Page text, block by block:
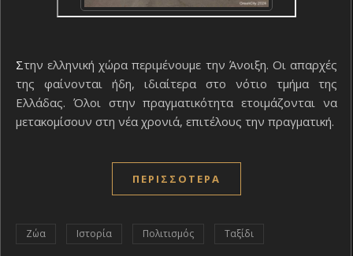
Στην ελληνική χώρα περιμένουμε την Άνοιξη. Οι απαρχές
της φαίνονται ήδη, ιδιαίτερα στο νότιο τμήμα της
Ελλάδας. Όλοι στην πραγματικότητα ετοιμάζονται να
μετακομίσουν στη νέα χρονιά, επιτέλους την πραγματική.
ΠΕΡΙΣΣΌΤΕΡΑ
Ζώα Ιστορία Πολιτισμός Ταξίδι